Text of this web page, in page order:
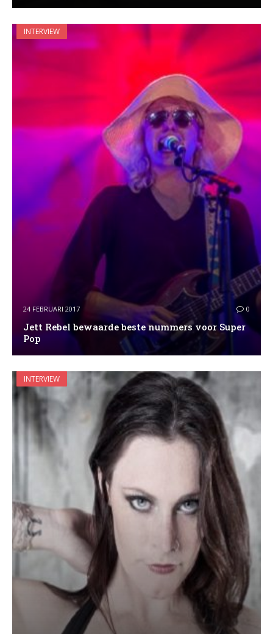
INTERVIEW
24 FEBRUARI 2017 0
Jett Rebel bewaarde beste nummers voor Super
Pop
INTERVIEW